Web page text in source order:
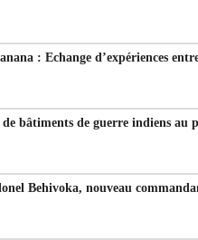
: Echange d’expériences
de bâtiments de guerre indiens au
Behivoka, nouveau